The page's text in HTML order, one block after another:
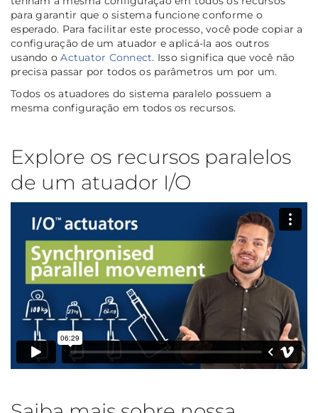
para garantir que o sistema funcione conforme o
esperado. Para facilitar este processo, você pode copiar a
configuração de um atuador e aplicá-la aos outros
usando oActuator Connect. Isso significa que você não
precisa passar por todos os parâmetros um por um.
Todos os atuadores do sistema paralelo possuem a
mesma configuração em todos os recursos.
Explore os recursos paralelos
de um atuador I/O